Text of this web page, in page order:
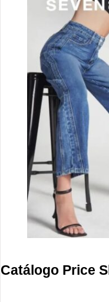
Catálogo Price